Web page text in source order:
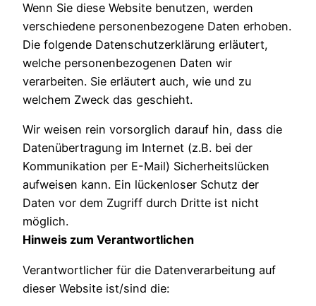
Wenn Sie diese Website benutzen, werden
verschiedene personenbezogene Daten erhoben.
Die folgende Datenschutzerklärung erläutert,
welche personenbezogenen Daten wir
verarbeiten. Sie erläutert auch, wie und zu
welchem Zweck das geschieht.
Wir weisen rein vorsorglich darauf hin, dass die
Datenübertragung im Internet (z.B. bei der
Kommunikation per E-Mail) Sicherheitslücken
aufweisen kann. Ein lückenloser Schutz der
Daten vor dem Zugriff durch Dritte ist nicht
möglich.
Hinweis zum Verantwortlichen
Verantwortlicher für die Datenverarbeitung auf
dieser Website ist/sind die: